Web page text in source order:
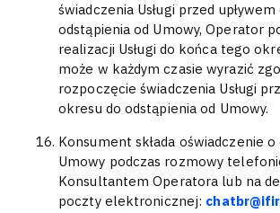
świadczenia Usługi przed
odstąpienia od Umowy, Operator
realizacji Usługi do końca tego
może w każdym czasie wyrazić
rozpoczęcie świadczenia Usługi
okresu do odstąpienia od Umowy.
Konsument składa oświadczenie
Umowy podczas rozmowy
Konsultantem Operatora lub na
poczty elektronicznej: